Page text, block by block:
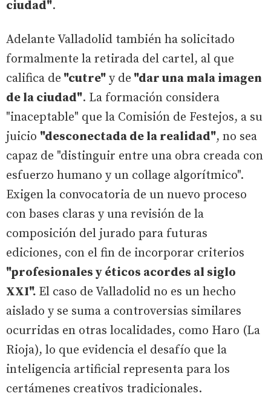
ciudad".
Adelante Valladolid también ha solicitado
formalmente la retirada del cartel, al que
califica de "cutre" y de "dar una mala imagen
de la ciudad". La formación considera
"inaceptable" que la Comisión de Festejos, a su
juicio "desconectada de la realidad", no sea
capaz de "distinguir entre una obra creada con
esfuerzo humano y un collage algorítmico".
Exigen la convocatoria de un nuevo proceso
con bases claras y una revisión de la
composición del jurado para futuras
ediciones, con el fin de incorporar criterios
"profesionales y éticos acordes al siglo
XXI". El caso de Valladolid no es un hecho
aislado y se suma a controversias similares
ocurridas en otras localidades, como Haro (La
Rioja), lo que evidencia el desafío que la
inteligencia artificial representa para los
certámenes creativos tradicionales.